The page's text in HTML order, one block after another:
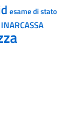
esame di stato
INARCASSA